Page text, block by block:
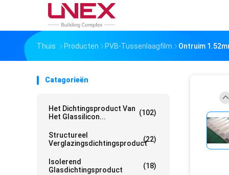
Thuis Producten PVB-Tussenlaagfilm Ontruim
Catagorieën
Het Dichtingsproduct Van
Het Glassilicon...
(102)
Structureel
Verglazingsdichtingsproduct(22)
Isolerend
Glasdichtingsproduct
(18)